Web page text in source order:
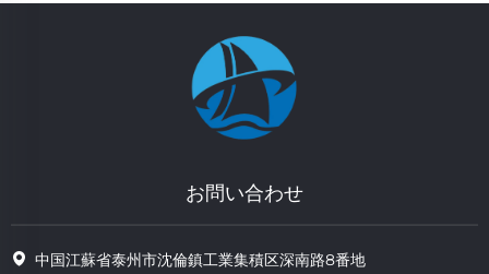
お問い合わせ
中国江蘇省泰州市沈倫鎮工業集積区深南路8番地